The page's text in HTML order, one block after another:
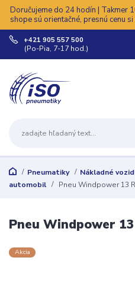
Doručujeme do 24 hodín | Takmer
shope sú orientačné, presnú cenu
+421 905 557 500
(Po-Pia, 7-17 hod.)
Pneumatiky Nákladné
automobil
Pneu Windpower 13
Pneu Windpower
Akcia